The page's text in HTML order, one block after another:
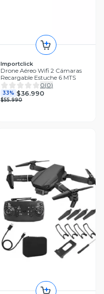
Importclick
Drone Aéreo Wifi 2 Cámaras
Recargable Estuche 6 MTS
0(0)
33% $36.990
$55.990